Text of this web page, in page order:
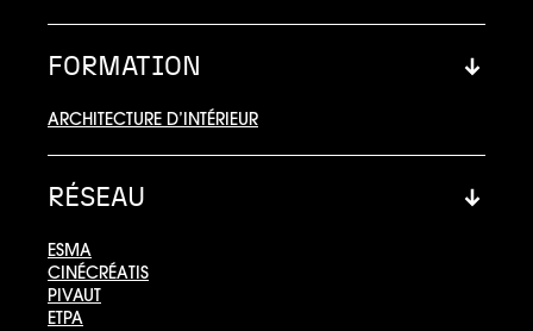
FORMATION
ARCHITECTURE D’INTÉRIEUR
RÉSEAU
ESMA
CINÉCRÉATIS
PIVAUT
ETPA